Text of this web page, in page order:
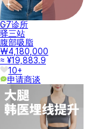
G7诊所
驿三站
腹部吸脂
₩4,180,000
≈ ¥19,883.9
10+
申请商谈